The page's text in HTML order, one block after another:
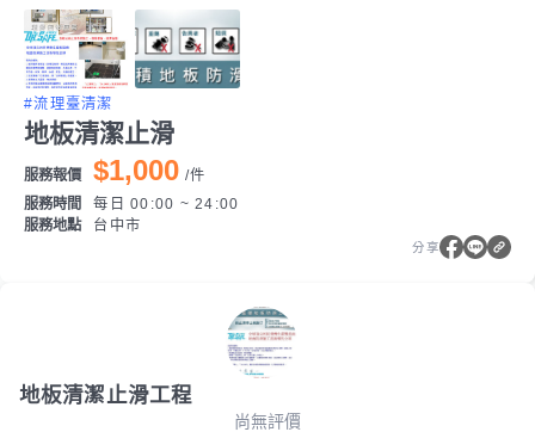
#流理臺清潔
地板清潔止滑
服務報價 $1,000 /件
服務時間
每日 00:00 ~ 24:00
服務地點
台中市
分享
地板清潔止滑工程
尚無評價